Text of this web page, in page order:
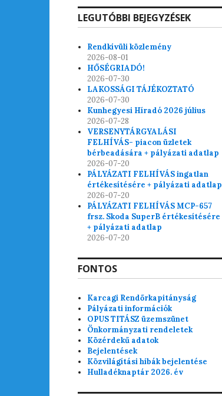
LEGUTÓBBI BEJEGYZÉSEK
Rendkívüli közlemény
2026-08-01
HŐSÉGRIADÓ!
2026-07-30
LAKOSSÁGI TÁJÉKOZTATÓ
2026-07-30
Kunhegyesi Híradó 2026 július
2026-07-28
VERSENYTÁRGYALÁSI
FELHÍVÁS- piacon üzletek
bérbeadására + pályázati adatlap
2026-07-20
PÁLYÁZATI FELHÍVÁS ingatlan
értékesítésére + pályázati adatlap
2026-07-20
PÁLYÁZATI FELHÍVÁS MCP-657
frsz. Skoda SuperB értékesítésére
+ pályázati adatlap
2026-07-20
FONTOS
Karcagi Rendőrkapitányság
Pályázati információk
OPUS TITÁSZ üzemszünet
Önkormányzati rendeletek
Közérdekű adatok
Bejelentések
Közvilágítási hibák bejelentése
Hulladéknaptár 2026. év